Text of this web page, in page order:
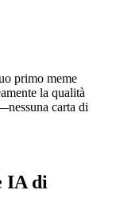
primo meme
la qualità
carta di
IA di